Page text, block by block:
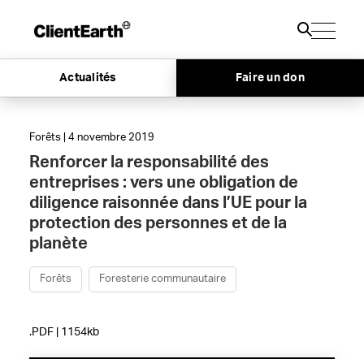
Actualités Faire un don
Forêts | 4 novembre 2019
Renforcer la responsabilité des
entreprises : vers une obligation de
diligence raisonnée dans l’UE pour la
protection des personnes et de la
planète
Forêts Foresterie communautaire
.PDF | 1154kb